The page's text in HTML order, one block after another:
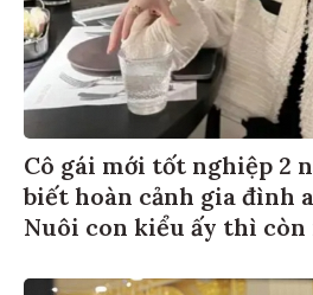
Cô gái mới tốt nghiệp 2
biết hoàn cảnh gia đình
Nuôi con kiểu ấy thì còn